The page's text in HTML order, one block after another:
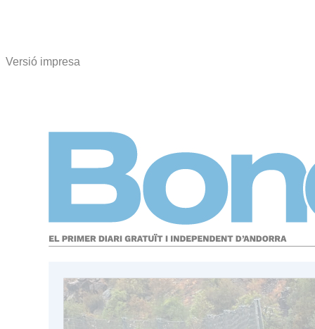
Versió impresa